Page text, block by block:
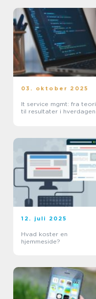
03. oktober 2025
It service mgmt: fra teori
til resultater i hverdagen
12. juli 2025
Hvad koster en
hjemmeside?